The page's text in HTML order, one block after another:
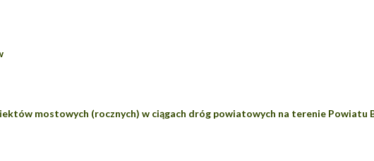
mostowych (rocznych) w ciągach dróg powiatowych na terenie Powiatu